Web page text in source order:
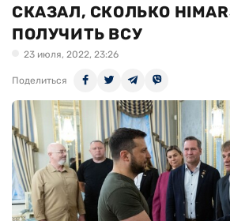
СКАЗАЛ, СКОЛЬКО
ПОЛУЧИТЬ ВСУ
23 июля, 2022, 23:26
Поделиться